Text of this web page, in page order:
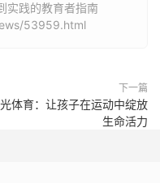
实践的教育者指南
53959.html
下一篇
体育：让孩子在运动中绽放
生命活力